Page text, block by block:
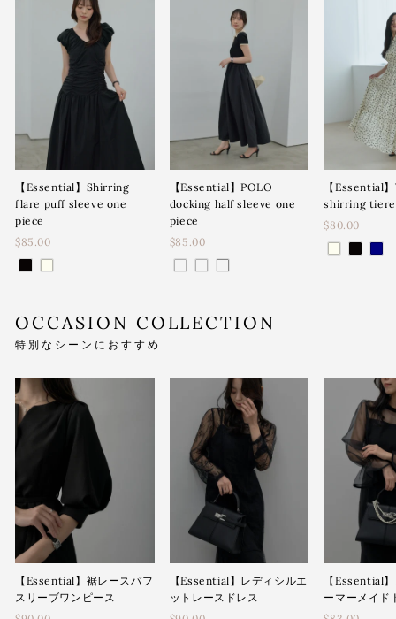
【Essential】Shirring
flare puff sleeve one
piece
$85.00
【Essential】POLO
docking half sleeve one
piece
$85.00
【Essential
shirring
$80.00
OCCASION COLLECTION
特別なシーンにおすすめ
【Essential】裾レースパフ
スリーブワンピース
【Essential】レディシルエ
ットレースドレス
【Essential
ーマーメイド